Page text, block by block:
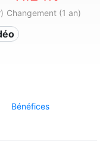
Changement (1 an)
Bénéfices